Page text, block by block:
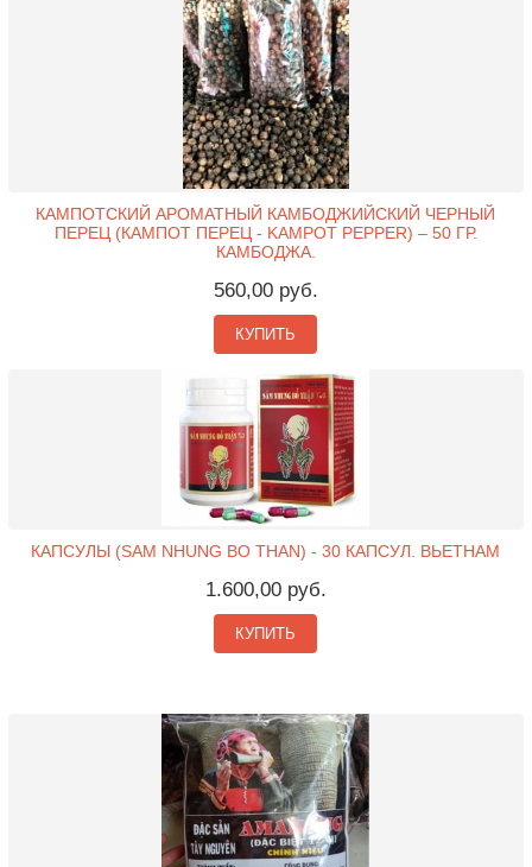
КАМПОТСКИЙ АРОМАТНЫЙ КАМБОДЖИЙСКИЙ ЧЕРНЫЙ
ПЕРЕЦ (КАМПОТ ПЕРЕЦ - KAMPOT PEPPER) – 50 ГР.
КАМБОДЖА.
560,00 руб.
КУПИТЬ
КАПСУЛЫ (SAM NHUNG BO THAN) - 30 КАПСУЛ. ВЬЕТНАМ
1.600,00 руб.
КУПИТЬ